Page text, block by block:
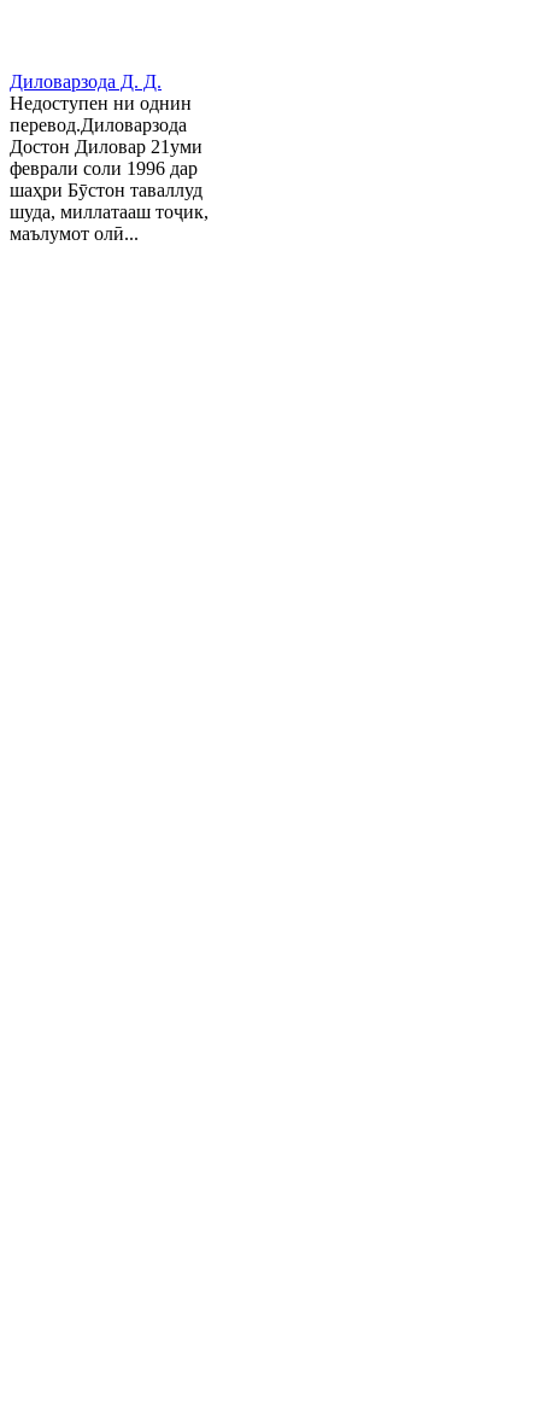
Диловарзода Д. Д.
Недоступен ни однин
перевод.Диловарзода
Достон Диловар 21уми
феврали соли 1996 дар
шаҳри Бӯстон таваллуд
шуда, миллатааш тоҷик,
маълумот олӣ...